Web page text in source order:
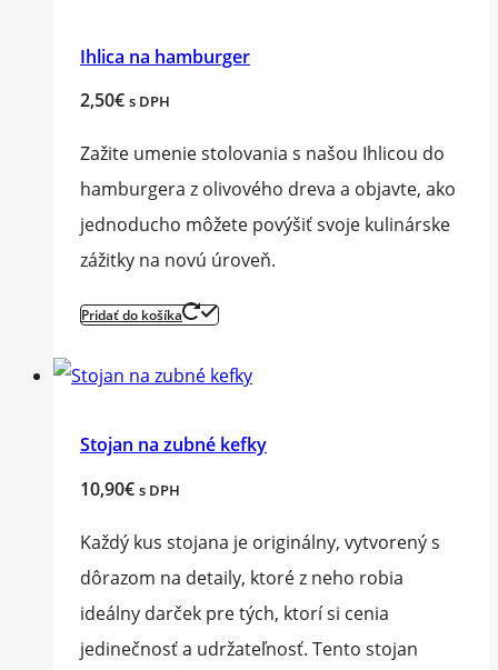
Ihlica na hamburger
2,50€ s DPH
Zažite umenie stolovania s našou Ihlicou do
hamburgera z olivového dreva a objavte, ako
jednoducho môžete povýšiť svoje kulinárske
zážitky na novú úroveň.
Pridať do košíka
Stojan na zubné kefky
10,90€ s DPH
Každý kus stojana je originálny, vytvorený s
dôrazom na detaily, ktoré z neho robia
ideálny darček pre tých, ktorí si cenia
jedinečnosť a udržateľnosť. Tento stojan